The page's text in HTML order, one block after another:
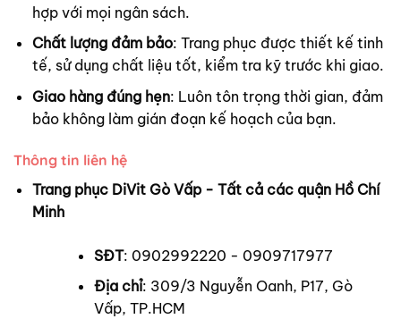
hợp với mọi ngân sách.
Chất lượng đảm bảo: Trang phục được thiết kế tinh
tế, sử dụng chất liệu tốt, kiểm tra kỹ trước khi giao.
Giao hàng đúng hẹn: Luôn tôn trọng thời gian, đảm
bảo không làm gián đoạn kế hoạch của bạn.
Thông tin liên hệ
Trang phục DiVit Gò Vấp - Tất cả các quận Hồ Chí
Minh
SĐT: 0902992220 - 0909717977
Địa chỉ: 309/3 Nguyễn Oanh, P17, Gò
Vấp, TP.HCM